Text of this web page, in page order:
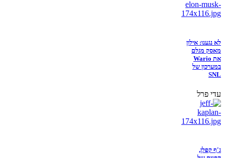
לא נגענו: אילון
מאסק מגלם
את Wario
במערכון של
SNL
עדי פרל
ג'ף קפלן,